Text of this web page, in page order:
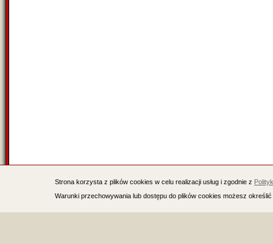
Strona korzysta z plików cookies w celu realizacji usług i zgodnie z
Warunki przechowywania lub dostępu do plików cookies możesz